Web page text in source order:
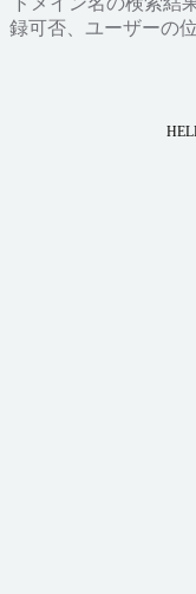
録可否、ユーザーの